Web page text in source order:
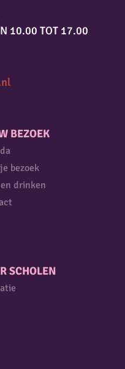
BEZOEK
bezoek
drinken
SCHOLEN
10.00 TOT 17.00